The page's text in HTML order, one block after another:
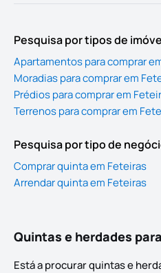
Pesquisa por tipos de
Apartamentos para comprar
Moradias para comprar em
Prédios para comprar em
Terrenos para comprar em
Pesquisa por tipo de
Comprar quinta em Feteiras
Arrendar quinta em Feteiras
Quintas e herdades
Está a procurar quintas e